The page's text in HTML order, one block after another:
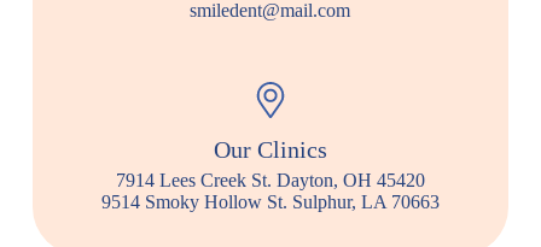
smiledent@mail.com
Our Clinics
7914 Lees Creek St. Dayton, OH 45420
9514 Smoky Hollow St. Sulphur, LA 70663